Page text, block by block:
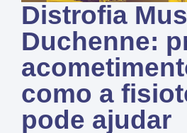
Distrofia
Duchenne:
como a
pode ajudar